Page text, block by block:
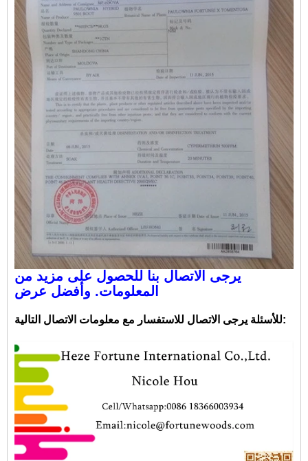
يرجى الاتصال بنا للحصول على مزيد من
المعلومات. وأفضل عرض
للأسئلة يرجى الاتصال للاستفسار مع معلومات الاتصال التالية: